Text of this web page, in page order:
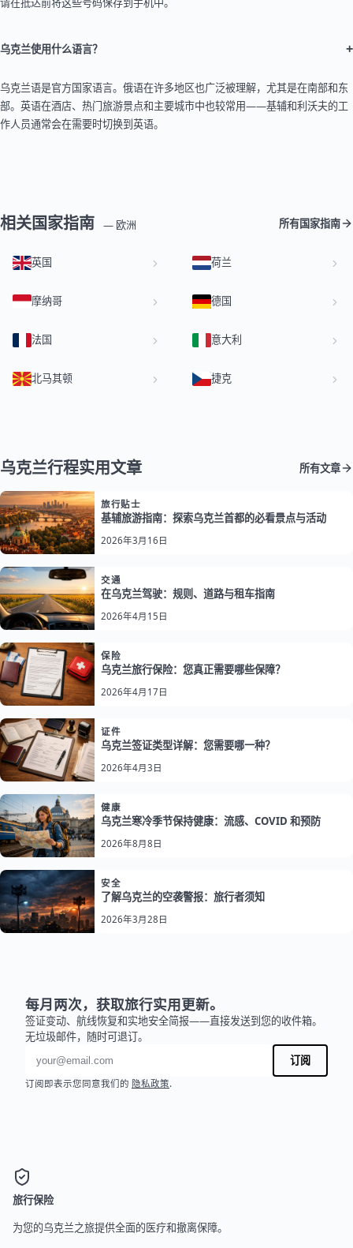
乌克兰使用什么语言？ +
乌克兰语是官方国家语言。俄语在许多地区也广泛被理解，尤其是在南部和东
部。英语在酒店、热门旅游景点和主要城市中也较常用——基辅和利沃夫的工
作人员通常会在需要时切换到英语。
相关国家指南 — 欧洲 所有国家指南
英国 荷兰
摩纳哥 德国
法国 意大利
北马其顿 捷克
乌克兰行程实用文章 所有文章
旅行贴士
基辅旅游指南：探索乌克兰首都的必看景点与活动
2026年3月16日
交通
在乌克兰驾驶：规则、道路与租车指南
2026年4月15日
保险
乌克兰旅行保险：您真正需要哪些保障？
2026年4月17日
证件
乌克兰签证类型详解：您需要哪一种？
2026年4月3日
健康
乌克兰寒冷季节保持健康：流感、COVID 和预防
2026年8月8日
安全
了解乌克兰的空袭警报：旅行者须知
2026年3月28日
每月两次，获取旅行实用更新。
签证变动、航线恢复和实地安全简报——直接发送到您的收件箱。
无垃圾邮件，随时可退订。
电子邮件地址
订阅
订阅即表示您同意我们的 隐私政策.
旅行保险
为您的乌克兰之旅提供全面的医疗和撤离保障。